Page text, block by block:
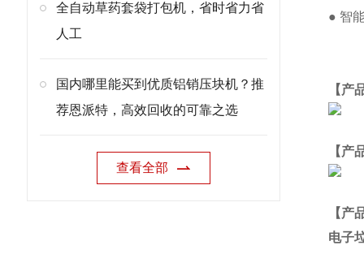
全自动草药套袋打包机，省时省力省
人工
国内哪里能买到优质铝销压块机？推
荐恩派特，高效回收的可靠之选
查看全部
● 智
【产
【产
【产
电子